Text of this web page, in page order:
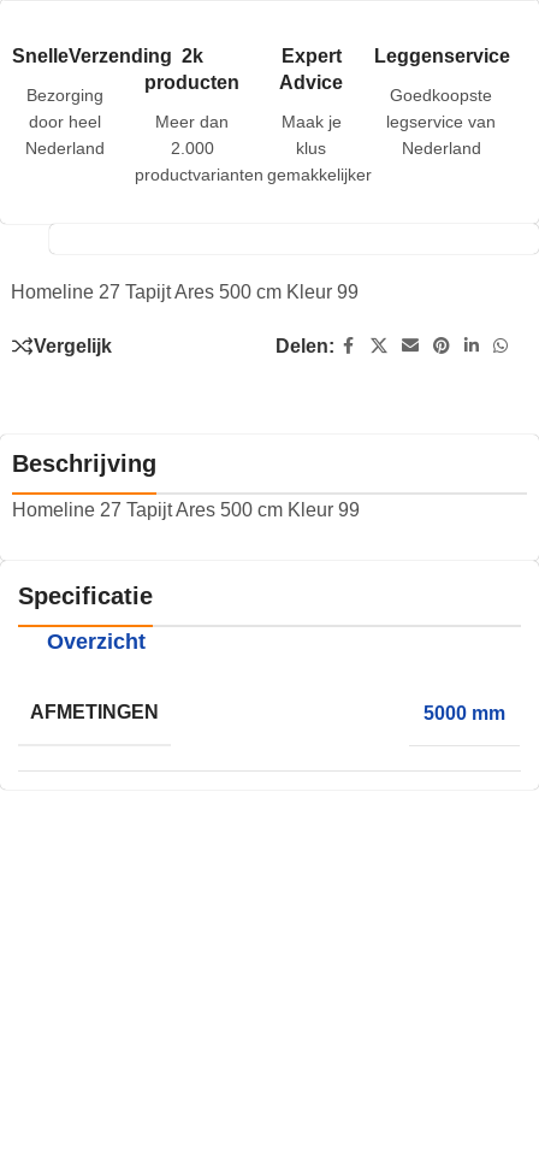
SnelleVerzending
Bezorging
door heel
Nederland
2k
producten
Meer dan
2.000
productvarianten
Expert
Advice
Maak je
klus
gemakkelijker
Leggenservice
Goedkoopste
legservice van
Nederland
Homeline 27 Tapijt Ares 500 cm Kleur 99
Vergelijk Delen:
Beschrijving
Homeline 27 Tapijt Ares 500 cm Kleur 99
Specificatie
Overzicht
AFMETINGEN 5000 mm